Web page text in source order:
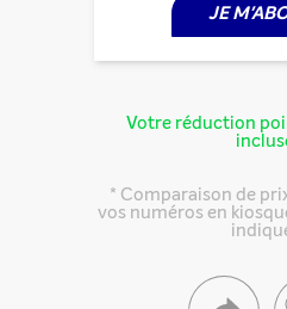
JE
Votre réduction
* Comparaison de
vos numéros en